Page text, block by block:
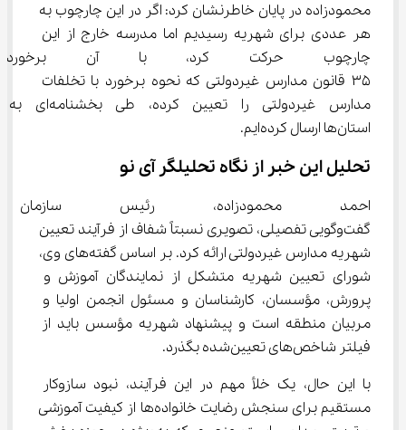
محمودزاده در پایان خاطرنشان کرد: اگر در این چارچوب به
هر عددی برای شهریه رسیدیم اما مدرسه خارج از این
چارچوب حرکت کرد، با آن
35 قانون مدارس غیردولتی که نحوه برخورد با تخلفات
مدارس غیردولتی را تعیین کرده، طی بخشنامه‌ای به
استان‌ها ارسال کرده‌ایم.
تحلیل این خبر از نگاه تحلیلگر آی نو
احمد محمودزاده، رئیس
گفت‌وگویی تفصیلی، تصویری نسبتاً شفاف از فرآیند تعیین
شهریه مدارس غیردولتی ارائه کرد. بر اساس گفته‌های وی،
شورای تعیین شهریه متشکل از نمایندگان آموزش و
پرورش، مؤسسان، کارشناسان و مسئول انجمن اولیا و
مربیان منطقه است و پیشنهاد شهریه مؤسس باید از
فیلتر شاخص‌های تعیین‌شده بگذرد.
با این حال، یک خلأ مهم در این فرآیند، نبود سازوکار
مستقیم برای سنجش رضایت خانواده‌ها از کیفیت آموزشی